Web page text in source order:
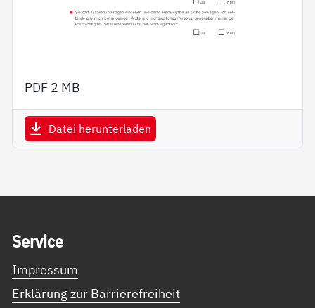
PDF 2 MB
Datei herunterladen
Ser­vice
Impressum
Erklärung zur Barrierefreiheit